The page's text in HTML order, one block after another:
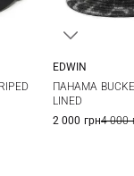
EDWIN
ПАНАМА
LINED
2 000 грн4 000